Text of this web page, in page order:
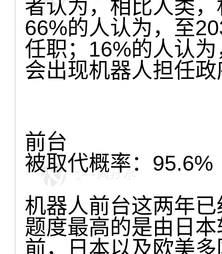
者认为，相比人类
66%的人认为，至
任职；16%的人认
会出现机器人担任
前台
被取代概率：95.6%
机器人前台这两年
题度最高的是由日
前，日本以及欧美